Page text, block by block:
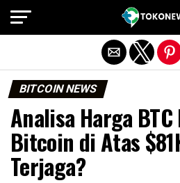
BITCOIN NEWS
Analisa Harga
Bitcoin di Atas
Terjaga?
Exit mobile